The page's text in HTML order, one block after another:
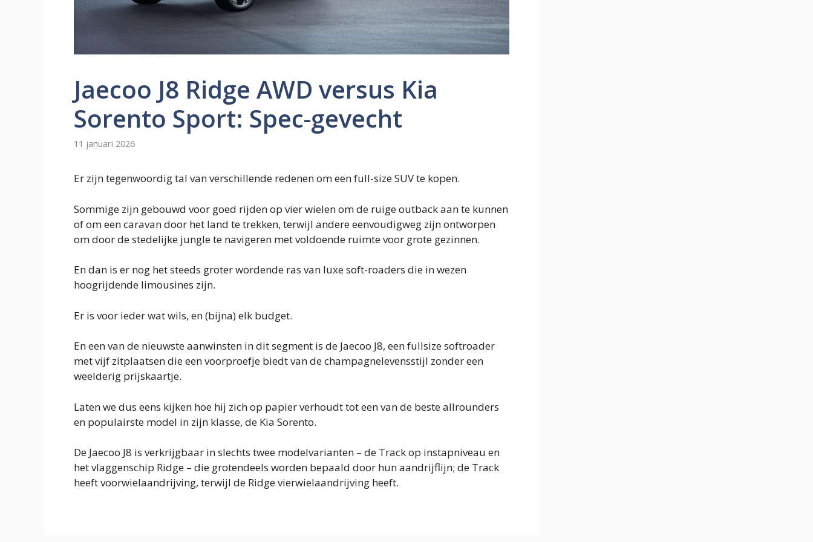
Jaecoo J8 Ridge AWD versus Kia
Sorento Sport: Spec-gevecht
11 januari 2026
Er zijn tegenwoordig tal van verschillende redenen om een ​​full-size SUV te kopen.
Sommige zijn gebouwd voor goed rijden op vier wielen om de ruige outback aan te kunnen
of om een ​​caravan door het land te trekken, terwijl andere eenvoudigweg zijn ontworpen
om door de stedelijke jungle te navigeren met voldoende ruimte voor grote gezinnen.
En dan is er nog het steeds groter wordende ras van luxe soft-roaders die in wezen
hoogrijdende limousines zijn.
Er is voor ieder wat wils, en (bijna) elk budget.
En een van de nieuwste aanwinsten in dit segment is de Jaecoo J8, een fullsize softroader
met vijf zitplaatsen die een voorproefje biedt van de champagnelevensstijl zonder een
weelderig prijskaartje.
Laten we dus eens kijken hoe hij zich op papier verhoudt tot een van de beste allrounders
en populairste model in zijn klasse, de Kia Sorento.
De Jaecoo J8 is verkrijgbaar in slechts twee modelvarianten – de Track op instapniveau en
het vlaggenschip Ridge – die grotendeels worden bepaald door hun aandrijflijn; de Track
heeft voorwielaandrijving, terwijl de Ridge vierwielaandrijving heeft.